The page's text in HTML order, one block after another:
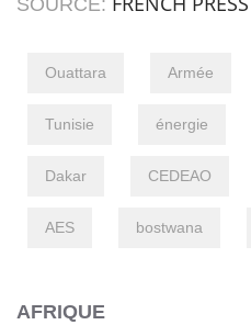
SOURCE:
Ouattara Armée
Tunisie énergie
Dakar CEDEAO
AES bostwana
AFRIQUE